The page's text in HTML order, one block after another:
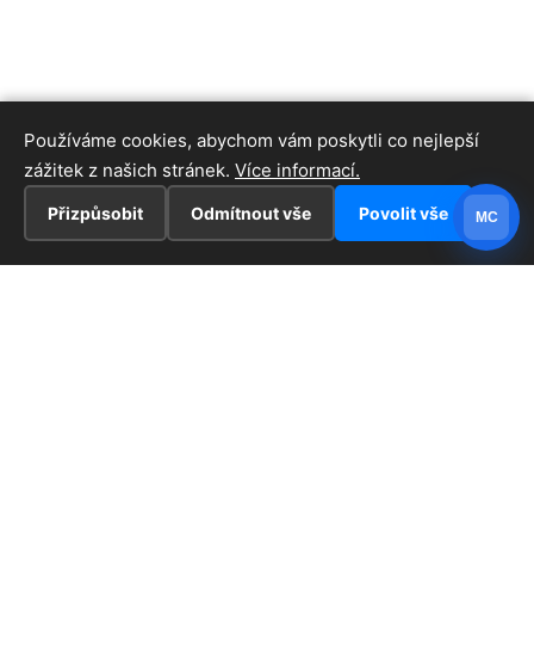
Používáme cookies, abychom vám poskytli co nejlepší
zážitek z našich stránek. Více informací.
Přizpůsobit Odmítnout vše Povolit vše MC